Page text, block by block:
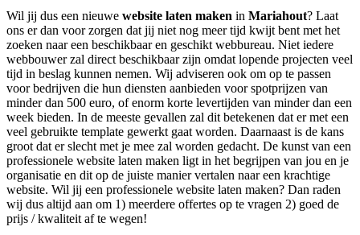
Wil jij dus een nieuwe website laten maken in Mariahout? Laat
ons er dan voor zorgen dat jij niet nog meer tijd kwijt bent met het
zoeken naar een beschikbaar en geschikt webbureau. Niet iedere
webbouwer zal direct beschikbaar zijn omdat lopende projecten veel
tijd in beslag kunnen nemen. Wij adviseren ook om op te passen
voor bedrijven die hun diensten aanbieden voor spotprijzen van
minder dan 500 euro, of enorm korte levertijden van minder dan een
week bieden. In de meeste gevallen zal dit betekenen dat er met een
veel gebruikte template gewerkt gaat worden. Daarnaast is de kans
groot dat er slecht met je mee zal worden gedacht. De kunst van een
professionele website laten maken ligt in het begrijpen van jou en je
organisatie en dit op de juiste manier vertalen naar een krachtige
website. Wil jij een professionele website laten maken? Dan raden
wij dus altijd aan om 1) meerdere offertes op te vragen 2) goed de
prijs / kwaliteit af te wegen!